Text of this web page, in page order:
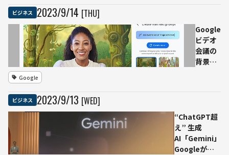
でに
ビジネス 2023/9/14 [THU]
Google
ビデオ
会議の
背景を
スタマ
イズ可
能に
Google
ビジネス 2023/9/13 [WED]
“ChatGPT超
え” 生成
AI「Gemini」
Googleが秋